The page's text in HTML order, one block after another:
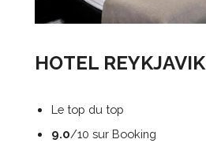
HOTEL
Le top du top
9.0/10 sur Booking